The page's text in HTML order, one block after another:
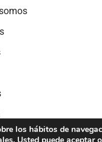
los hábitos de